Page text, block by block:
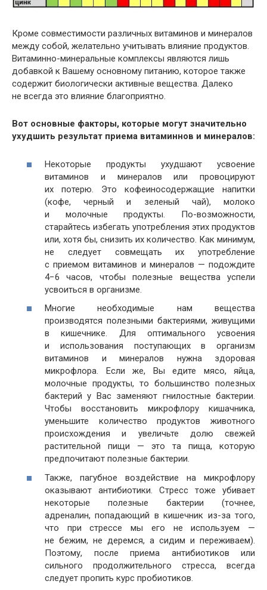
Кроме совместимости различных витаминов и минералов
между собой, желательно учитывать влияние продуктов.
Витаминно-минеральные комплексы являются лишь
добавкой к Вашему основному питанию, которое также
содержит биологически активные вещества. Далеко
не всегда это влияние благоприятно.
Вот основные факторы, которые могут значительно
ухудшить результат приема витаминнов и минералов:
Некоторые продукты ухудшают усвоение
витаминов и минералов или провоцируют
их потерю. Это кофеиносодержащие напитки
(кофе, черный и зеленый чай), молоко
и молочные продукты. По-возможности,
старайтесь избегать употребления этих продуктов
или, хотя бы, снизить их количество. Как минимум,
не следует совмещать их употребление
с приемом витаминов и минералов — подождите
4−6 часов, чтобы полезные вещества успели
усвоиться в организме.
Многие необходимые нам вещества
производятся полезными бактериями, живущими
в кишечнике. Для оптимального усвоения
и использования поступающих в организм
витаминов и минералов нужна здоровая
микрофлора. Если же, Вы едите мясо, яйца,
молочные продукты, то большинство полезных
бактерий у Вас заменяют гнилостные бактерии.
Чтобы восстановить микрофлору кишачника,
уменьшите количество продуктов животного
происхождения и увеличьте долю свежей
растительной пищи — это та пища, которую
предпочитают полезные бактерии.
Также, пагубное воздействие на микрофлору
оказывают антибиотики. Стресс тоже убивает
некоторые полезные бактерии (точнее,
адреналин, попадающий в кишечник из-за того,
что при стрессе мы его не используем —
не бежим, не деремся, а сидим и переживаем).
Поэтому, после приема антибиотиков или
сильного продолжительного стресса, всегда
следует пропить курс пробиотиков.